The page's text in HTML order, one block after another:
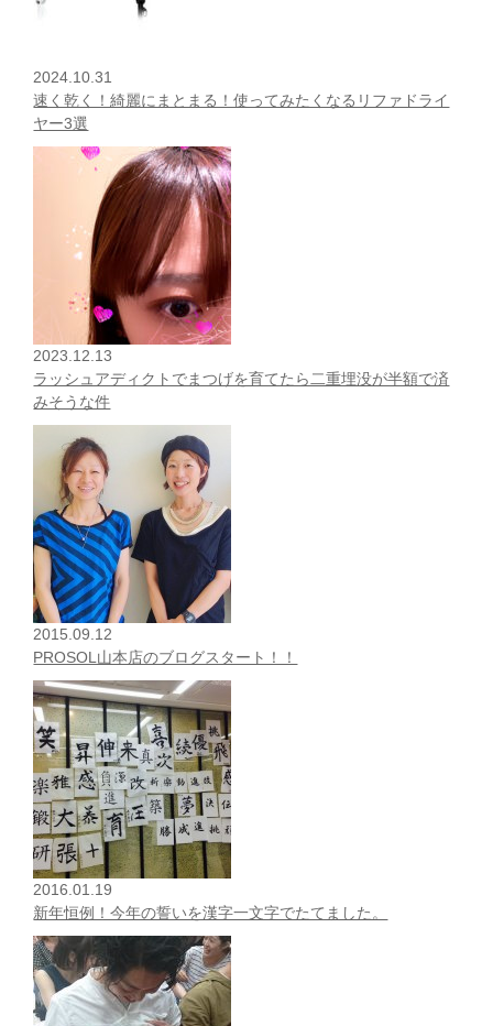
2024.10.31
速く乾く！綺麗にまとまる！使ってみたくなるリファドライ
ヤー3選
2023.12.13
ラッシュアディクトでまつげを育てたら二重埋没が半額で済
みそうな件
2015.09.12
PROSOL山本店のブログスタート！！
2016.01.19
新年恒例！今年の誓いを漢字一文字でたてました。